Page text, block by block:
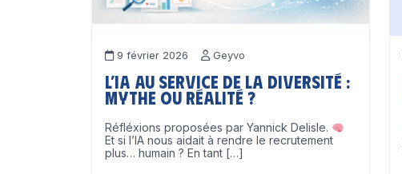
9 février 2026 Geyvo
L’IA au service de la diversité :
mythe ou réalité ?
Réfléxions proposées par Yannick Delisle.
Et si l’IA nous aidait à rendre le recrutement
plus… humain ? En tant […]